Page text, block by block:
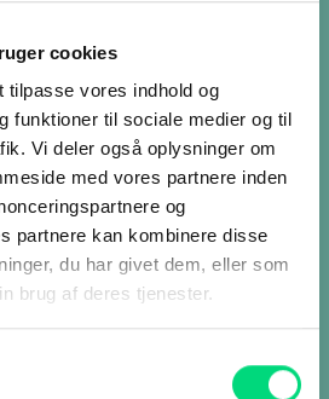
cookies
tilpasse vores indhold og
funktioner til sociale medier og til
Vi deler også oplysninger om
med vores partnere inden
og
partnere kan kombinere disse
du har givet dem, eller som
brug af deres tjenester.
former